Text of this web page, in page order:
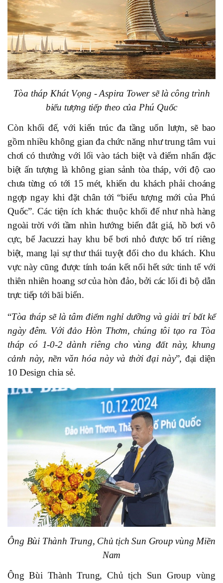
Tòa tháp Khát Vọng - Aspira Tower sẽ là công trình
biểu tượng tiếp theo của Phú Quốc
Còn khối đế, với kiến trúc đa tầng uốn lượn, sẽ bao
gồm nhiều không gian đa chức năng như trung tâm vui
chơi có thưởng với lối vào tách biệt và điểm nhấn đặc
biệt ấn tượng là không gian sảnh tòa tháp, với độ cao
chưa từng có tới 15 mét, khiến du khách phải choáng
ngợp ngay khi đặt chân tới “biểu tượng mới của Phú
Quốc”. Các tiện ích khác thuộc khối đế như nhà hàng
ngoài trời với tầm nhìn hướng biển đắt giá, hồ bơi vô
cực, bể Jacuzzi hay khu bể bơi nhỏ được bố trí riêng
biệt, mang lại sự thư thái tuyệt đối cho du khách. Khu
vực này cũng được tính toán kết nối hết sức tinh tế với
thiên nhiên hoang sơ của hòn đảo, bởi các lối đi bộ dẫn
trực tiếp tới bãi biển.
“Tòa tháp sẽ là tâm điểm nghỉ dưỡng và giải trí bất kể
ngày đêm. Với đảo Hòn Thơm, chúng tôi tạo ra Tòa
tháp có 1-0-2 dành riêng cho vùng đất này, khung
cảnh này, nền văn hóa này và thời đại này”, đại diện
10 Design chia sẻ.
Ông Bùi Thành Trung, Chủ tịch Sun Group vùng Miền
Nam
Ông Bùi Thành Trung, Chủ tịch Sun Group vùng